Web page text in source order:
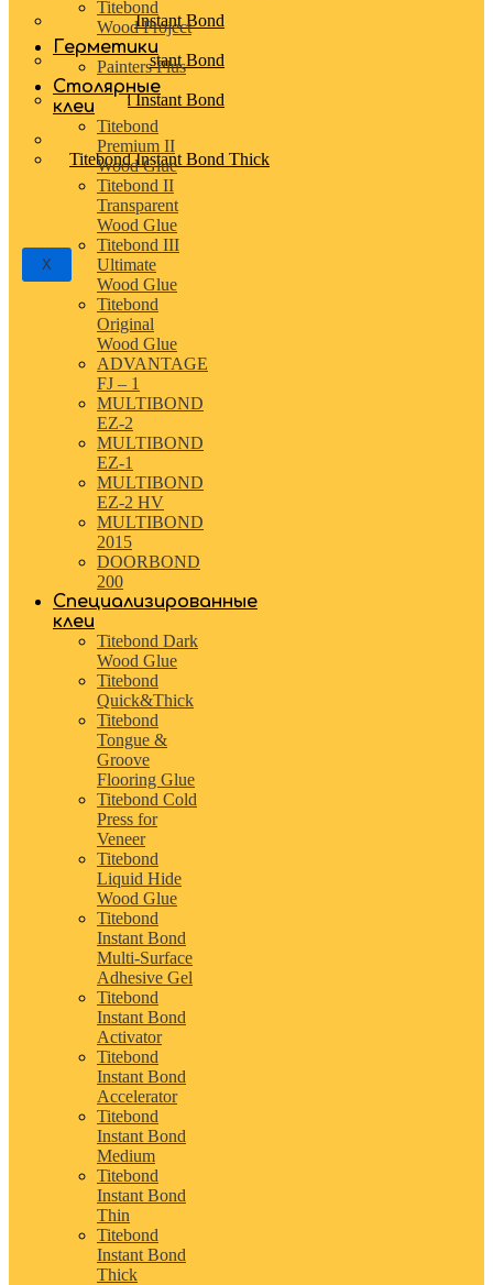
Titebond Instant Bond
Activator
Titebond Instant Bond
Accelerator
Titebond Instant Bond
Medium
Titebond Instant Bond Thin
Titebond Instant Bond Thick
X
Titebond
Wood Project
Герметики
Painters Plus
Столярные
клеи
Titebond
Premium II
Wood Glue
Titebond II
Transparent
Wood Glue
Titebond III
Ultimate
Wood Glue
Titebond
Original
Wood Glue
ADVANTAGE
FJ – 1
MULTIBOND
EZ-2
MULTIBOND
EZ-1
MULTIBOND
EZ-2 HV
MULTIBOND
2015
DOORBOND
200
Специализированные
клеи
Titebond Dark
Wood Glue
Titebond
Quick&Thick
Titebond
Tongue &
Groove
Flooring Glue
Titebond Cold
Press for
Veneer
Titebond
Liquid Hide
Wood Glue
Titebond
Instant Bond
Multi-Surface
Adhesive Gel
Titebond
Instant Bond
Activator
Titebond
Instant Bond
Accelerator
Titebond
Instant Bond
Medium
Titebond
Instant Bond
Thin
Titebond
Instant Bond
Thick